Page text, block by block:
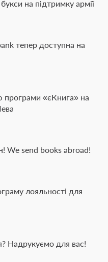
на підтримку армії
тепер доступна на
«єКнига» на
We send books abroad!
лояльності для
Надрукуємо для вас!